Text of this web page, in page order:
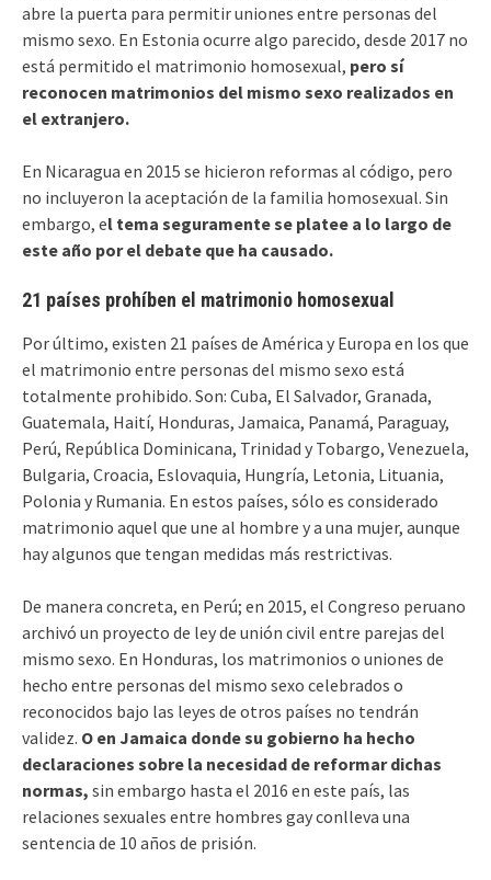
abre la puerta para permitir uniones entre personas del
mismo sexo. En Estonia ocurre algo parecido, desde 2017 no
está permitido el matrimonio homosexual, pero sí
reconocen matrimonios del mismo sexo realizados en
el extranjero.
En Nicaragua en 2015 se hicieron reformas al código, pero
no incluyeron la aceptación de la familia homosexual. Sin
embargo, el tema seguramente se platee a lo largo de
este año por el debate que ha causado.
21 países prohíben el matrimonio homosexual
Por último, existen 21 países de América y Europa en los que
el matrimonio entre personas del mismo sexo está
totalmente prohibido. Son: Cuba, El Salvador, Granada,
Guatemala, Haití, Honduras, Jamaica, Panamá, Paraguay,
Perú, República Dominicana, Trinidad y Tobargo, Venezuela,
Bulgaria, Croacia, Eslovaquia, Hungría, Letonia, Lituania,
Polonia y Rumania. En estos países, sólo es considerado
matrimonio aquel que une al hombre y a una mujer, aunque
hay algunos que tengan medidas más restrictivas.
De manera concreta, en Perú; en 2015, el Congreso peruano
archivó un proyecto de ley de unión civil entre parejas del
mismo sexo. En Honduras, los matrimonios o uniones de
hecho entre personas del mismo sexo celebrados o
reconocidos bajo las leyes de otros países no tendrán
validez. O en Jamaica donde su gobierno ha hecho
declaraciones sobre la necesidad de reformar dichas
normas, sin embargo hasta el 2016 en este país, las
relaciones sexuales entre hombres gay conlleva una
sentencia de 10 años de prisión.